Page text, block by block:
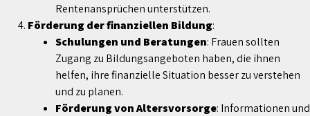
Rentenansprüchen unterstützen.
Förderung der finanziellen Bildung:
Schulungen und Beratungen: Frauen sollten
Zugang zu Bildungsangeboten haben, die ihnen
helfen, ihre finanzielle Situation besser zu verstehen
und zu planen.
Förderung von Altersvorsorge: Informationen und